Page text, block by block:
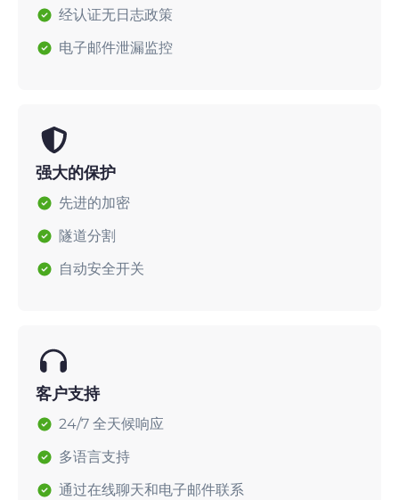
经认证无日志政策
电子邮件泄漏监控
强大的保护
先进的加密
隧道分割
自动安全开关
客户支持
24/7 全天候响应
多语言支持
通过在线聊天和电子邮件联系